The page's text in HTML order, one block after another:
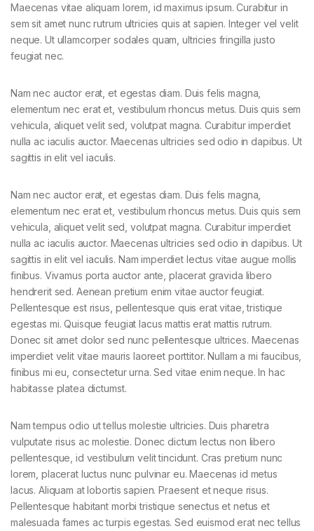
Maecenas vitae aliquam lorem, id maximus ipsum. Curabitur in
sem sit amet nunc rutrum ultricies quis at sapien. Integer vel velit
neque. Ut ullamcorper sodales quam, ultricies fringilla justo
feugiat nec.
Nam nec auctor erat, et egestas diam. Duis felis magna,
elementum nec erat et, vestibulum rhoncus metus. Duis quis sem
vehicula, aliquet velit sed, volutpat magna. Curabitur imperdiet
nulla ac iaculis auctor. Maecenas ultricies sed odio in dapibus. Ut
sagittis in elit vel iaculis.
Nam nec auctor erat, et egestas diam. Duis felis magna,
elementum nec erat et, vestibulum rhoncus metus. Duis quis sem
vehicula, aliquet velit sed, volutpat magna. Curabitur imperdiet
nulla ac iaculis auctor. Maecenas ultricies sed odio in dapibus. Ut
sagittis in elit vel iaculis. Nam imperdiet lectus vitae augue mollis
finibus. Vivamus porta auctor ante, placerat gravida libero
hendrerit sed. Aenean pretium enim vitae auctor feugiat.
Pellentesque est risus, pellentesque quis erat vitae, tristique
egestas mi. Quisque feugiat lacus mattis erat mattis rutrum.
Donec sit amet dolor sed nunc pellentesque ultrices. Maecenas
imperdiet velit vitae mauris laoreet porttitor. Nullam a mi faucibus,
finibus mi eu, consectetur urna. Sed vitae enim neque. In hac
habitasse platea dictumst.
Nam tempus odio ut tellus molestie ultricies. Duis pharetra
vulputate risus ac molestie. Donec dictum lectus non libero
pellentesque, id vestibulum velit tincidunt. Cras pretium nunc
lorem, placerat luctus nunc pulvinar eu. Maecenas id metus
lacus. Aliquam at lobortis sapien. Praesent et neque risus.
Pellentesque habitant morbi tristique senectus et netus et
malesuada fames ac turpis egestas. Sed euismod erat nec tellus